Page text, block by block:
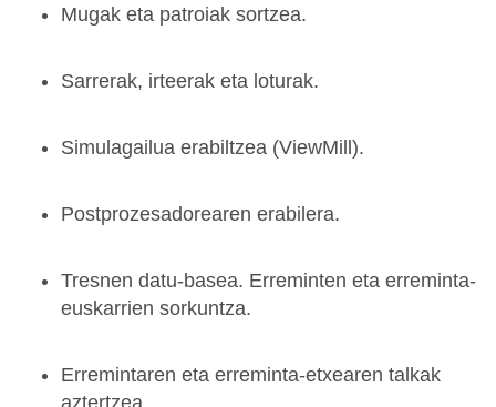
Mugak eta patroiak sortzea.
Sarrerak, irteerak eta loturak.
Simulagailua erabiltzea (ViewMill).
Postprozesadorearen erabilera.
Tresnen datu-basea. Erreminten eta erreminta-
euskarrien sorkuntza.
Erremintaren eta erreminta-etxearen talkak